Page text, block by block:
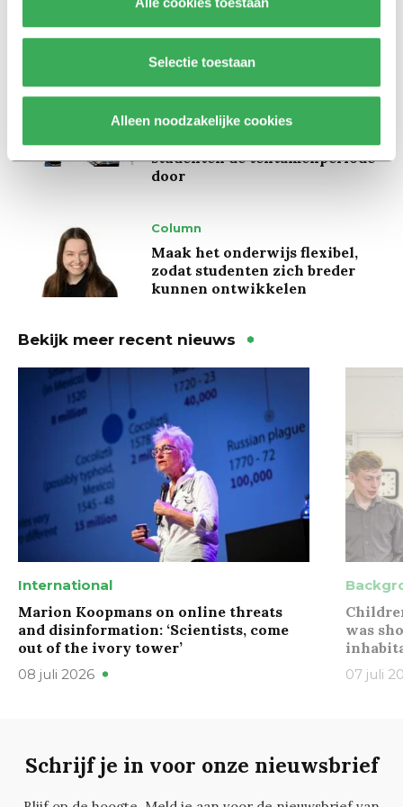
Selectie toestaan
Alleen noodzakelijke cookies
Hunger Game: ‘Ik schrok, we
kregen er een paar miljoen
inwoners bij’
Achtergrond
Ritalin, koffie en
studenten de tentamenperiode
door
Column
Maak het onderwijs flexibel,
zodat studenten zich breder
kunnen ontwikkelen
Bekijk meer recent nieuws
International
Marion Koopmans on online threats
and disinformation: ‘Scientists, come
out of the ivory tower’
08 juli 2026
was
07 juli
Schrijf je in voor onze nieuwsbrief